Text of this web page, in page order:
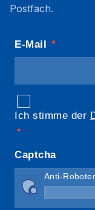
Postfach.